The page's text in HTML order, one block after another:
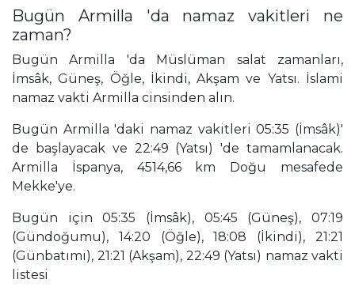
Bugün Armilla 'da namaz vakitleri ne
zaman?
Bugün Armilla 'da Müslüman salat zamanları,
İmsâk, Güneş, Öğle, İkindi, Akşam ve Yatsı. İslami
namaz vakti Armilla cinsinden alın.
Bugün Armilla 'daki namaz vakitleri 05:35 (İmsâk)'
de başlayacak ve 22:49 (Yatsı) 'de tamamlanacak.
Armilla İspanya, 4514,66 km Doğu mesafede
Mekke'ye.
Bugün için 05:35 (İmsâk), 05:45 (Güneş), 07:19
(Gündoğumu), 14:20 (Öğle), 18:08 (İkindi), 21:21
(Günbatımı), 21:21 (Akşam), 22:49 (Yatsı) namaz vakti
listesi